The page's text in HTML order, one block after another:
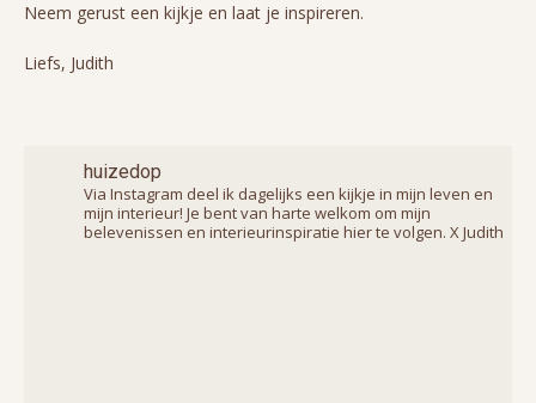
Neem gerust een kijkje en laat je inspireren.
Liefs, Judith
huizedop
Via Instagram deel ik dagelijks een kijkje in mijn leven en
mijn interieur! Je bent van harte welkom om mijn
belevenissen en interieurinspiratie hier te volgen. X Judith